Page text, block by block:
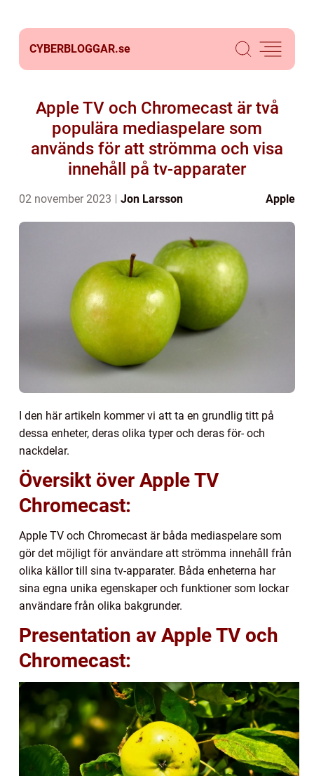
CYBERBLOGGAR.se
Apple TV och Chromecast är två
populära mediaspelare som
används för att strömma och visa
innehåll på tv-apparater
02 november 2023 Jon Larsson Apple
I den här artikeln kommer vi att ta en grundlig titt på
dessa enheter, deras olika typer och deras för- och
nackdelar.
Översikt över Apple TV
Chromecast:
Apple TV och Chromecast är båda mediaspelare som
gör det möjligt för användare att strömma innehåll från
olika källor till sina tv-apparater. Båda enheterna har
sina egna unika egenskaper och funktioner som lockar
användare från olika bakgrunder.
Presentation av Apple TV och
Chromecast: